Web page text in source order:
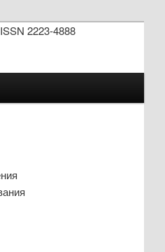
ISSN 2223-4888